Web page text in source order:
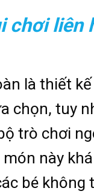
chơi liên
là thiết
chọn, tuy
trò chơi
này
bé không